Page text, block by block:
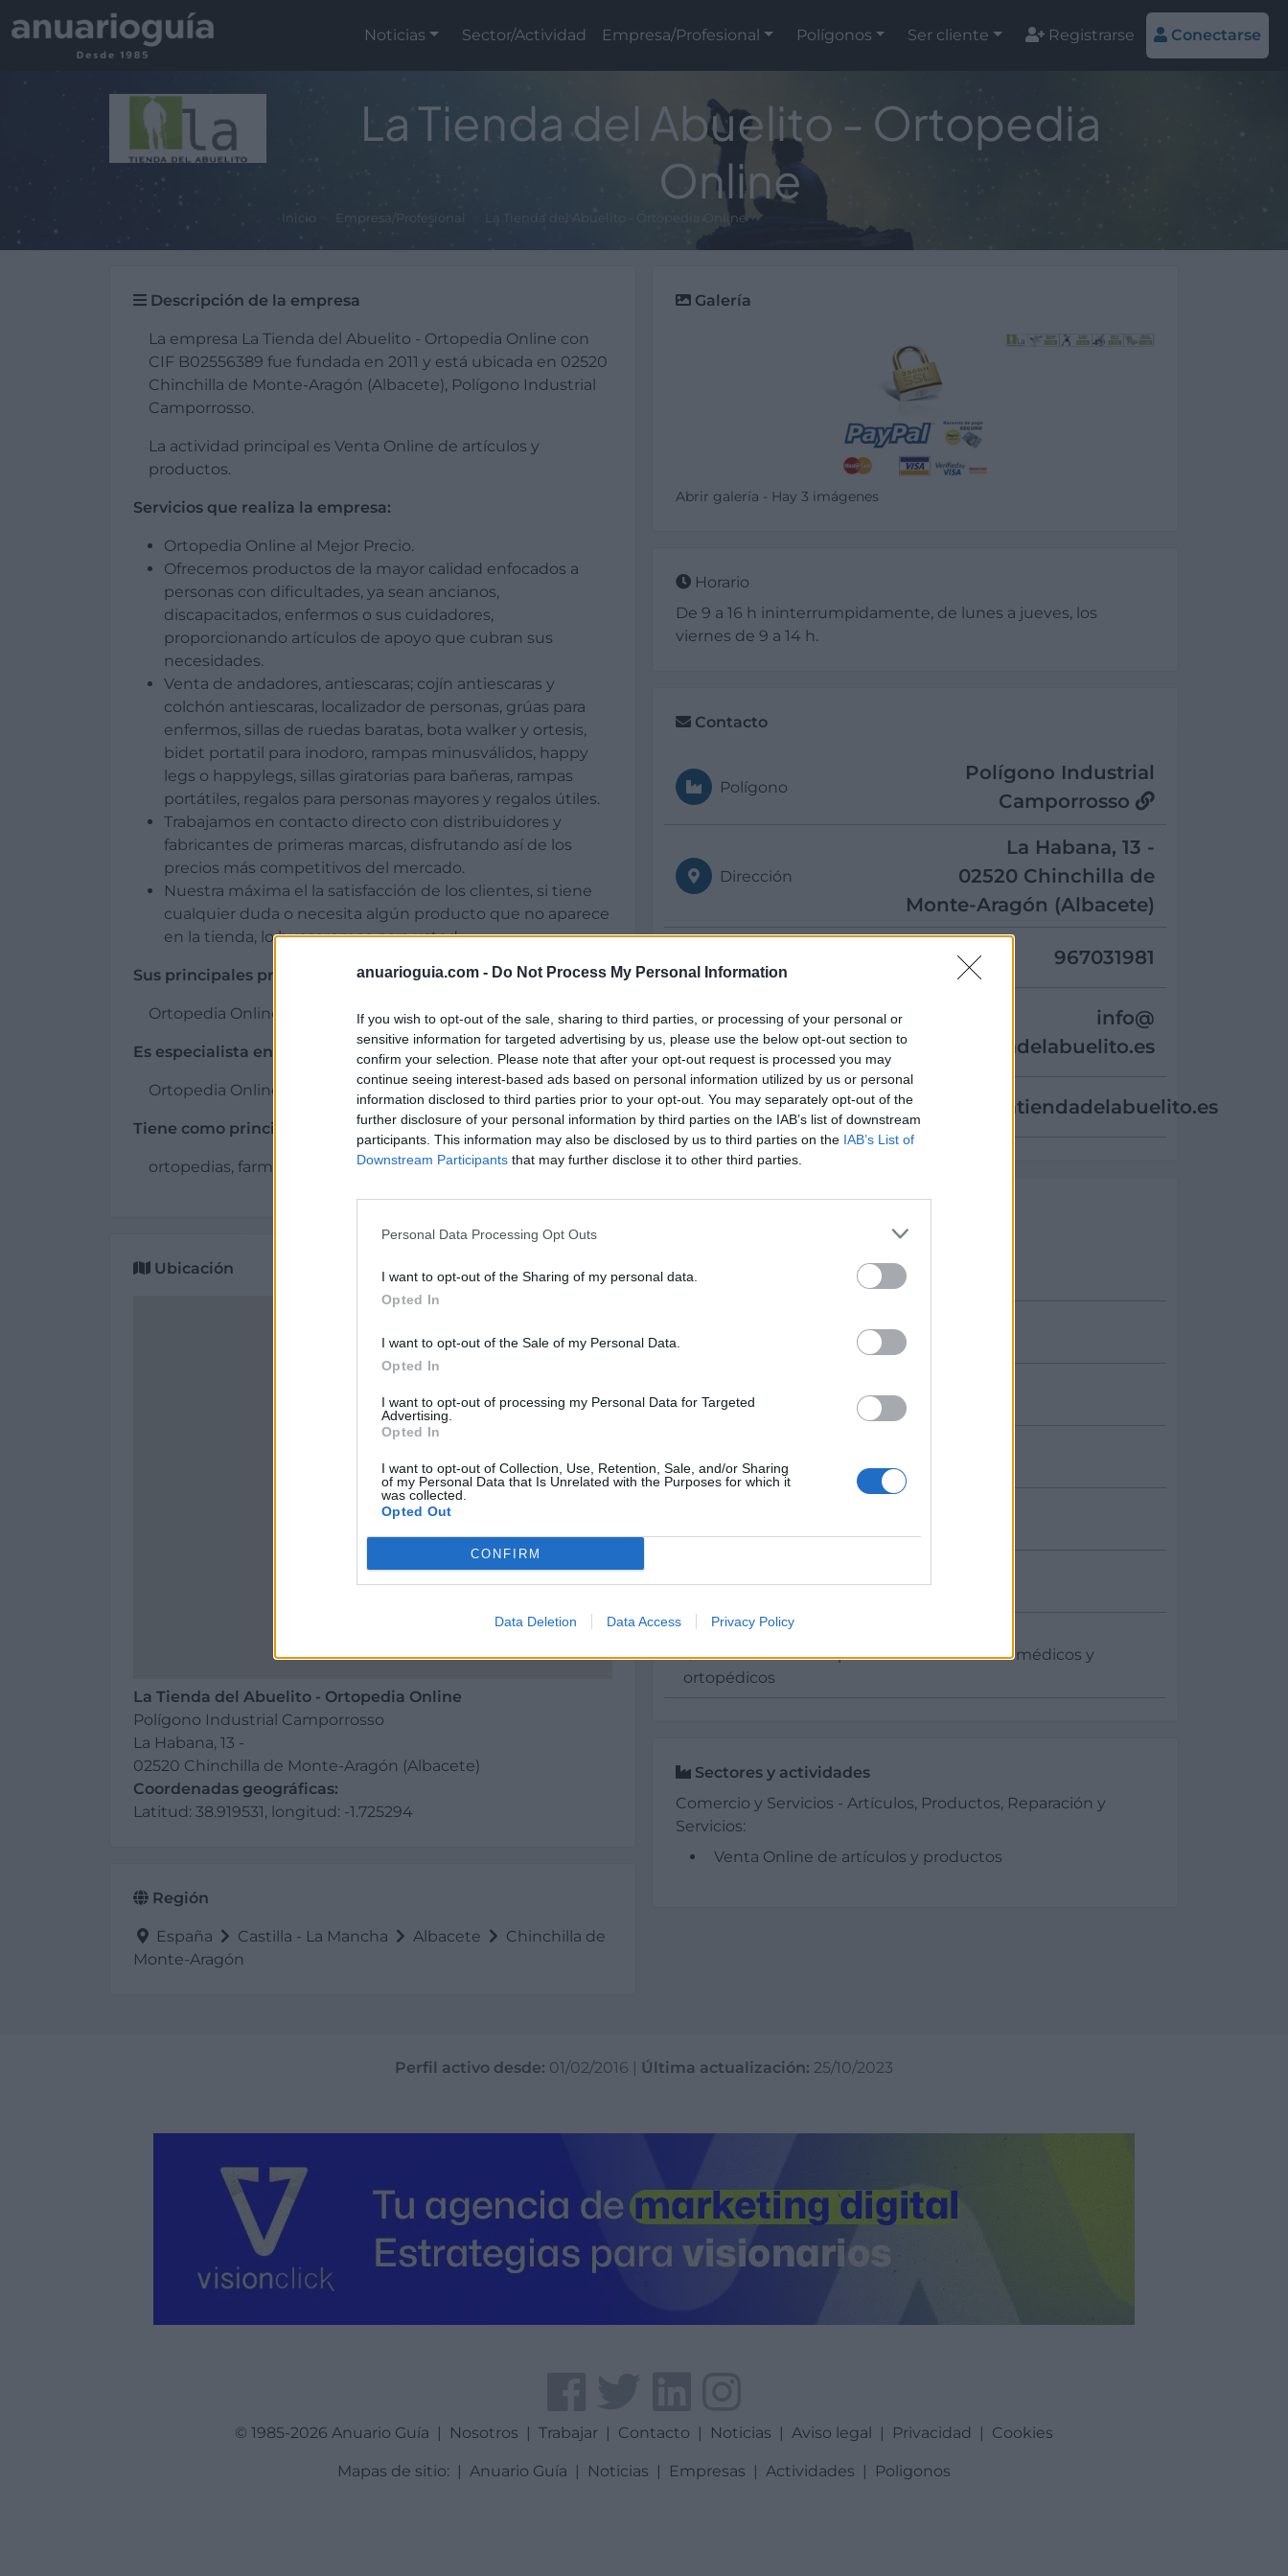
anuarioguia.com - Do Not Process My Personal Information
If you wish to opt-out of the sale, sharing to third parties, or processing of your personal or
sensitive information for targeted advertising by us, please use the below opt-out section to
confirm your selection. Please note that after your opt-out request is processed you may
continue seeing interest-based ads based on personal information utilized by us or personal
information disclosed to third parties prior to your opt-out. You may separately opt-out of the
further disclosure of your personal information by third parties on the IAB’s list of downstream
participants. This information may also be disclosed by us to third parties on the IAB’s List of
Downstream Participants that may further disclose it to other third parties.
Personal Data Processing Opt Outs
I want to opt-out of the Sharing of my personal data.
Opted In
I want to opt-out of the Sale of my Personal Data.
Opted In
I want to opt-out of processing my Personal Data for Targeted
Advertising.
Opted In
I want to opt-out of Collection, Use, Retention, Sale, and/or Sharing
of my Personal Data that Is Unrelated with the Purposes for which it
was collected.
Opted Out
CONFIRM
Data Deletion Data Access Privacy Policy
Noticias Sector/Actividad Empresa/Profesional Polígonos Ser cliente Registrarse Conectarse
La Tienda del Abuelito - Ortopedia
Online
Inicio Empresa/Profesional La Tienda del Abuelito - Ortopedia Online
Descripción de la empresa
La empresa La Tienda del Abuelito - Ortopedia Online con
CIF B02556389 fue fundada en 2011 y está ubicada en 02520
Chinchilla de Monte-Aragón (Albacete), Polígono Industrial
Camporrosso.
La actividad principal es Venta Online de artículos y
productos.
Servicios que realiza la empresa:
Ortopedia Online al Mejor Precio.
Ofrecemos productos de la mayor calidad enfocados a
personas con dificultades, ya sean ancianos,
discapacitados, enfermos o sus cuidadores,
proporcionando artículos de apoyo que cubran sus
necesidades.
Venta de andadores, antiescaras; cojín antiescaras y
colchón antiescaras, localizador de personas, grúas para
enfermos, sillas de ruedas baratas, bota walker y ortesis,
bidet portatil para inodoro, rampas minusválidos, happy
legs o happylegs, sillas giratorias para bañeras, rampas
portátiles, regalos para personas mayores y regalos útiles.
Trabajamos en contacto directo con distribuidores y
fabricantes de primeras marcas, disfrutando así de los
precios más competitivos del mercado.
Nuestra máxima el la satisfacción de los clientes, si tiene
cualquier duda o necesita algún producto que no aparece
en la tienda, lo buscaremos para usted.
Sus principales productos son:
Ortopedia Online.
Es especialista en:
Ortopedia Online Barata.
Tiene como principales clientes a:
ortopedias, farmacias, personas mayores
Ubicación
La Tienda del Abuelito - Ortopedia Online
Polígono Industrial Camporrosso
La Habana, 13 -
02520 Chinchilla de Monte-Aragón (Albacete)
Coordenadas geográficas:
Latitud: 38.919531, longitud: -1.725294
Región
España Castilla - La Mancha Albacete
Chinchilla de
Monte-Aragón
Galería
Abrir galería - Hay 3 imágenes
Horario
De 9 a 16 h ininterrumpidamente, de lunes a jueves, los
viernes de 9 a 14 h.
Contacto
Polígono
Polígono Industrial
Camporrosso
Dirección
La Habana, 13 -
02520 Chinchilla de
Monte-Aragón (Albacete)
967031981
E-mail
info@
latiendadelabuelito.es
Web http://www.latiendadelabuelito.es
Ruben Monteagudo Ruiz
S.L.U.
2011
CNAE:
5232 Comercio al por menor de artículos médicos y
ortopédicos
Sectores y actividades
Comercio y Servicios - Artículos, Productos, Reparación y
Servicios:
Venta Online de artículos y productos
Perfil activo desde: 01/02/2016 | Última actualización: 25/10/2023
© 1985-2026 Anuario Guía | Nosotros | Trabajar | Contacto | Noticias | Aviso legal | Privacidad | Cookies
Mapas de sitio: | Anuario Guía | Noticias | Empresas | Actividades | Poligonos